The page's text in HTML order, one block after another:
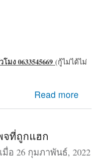
ง 0633545669 (กู้ไม่ได้ไม่
Read more
ารถกู้คืนได้ 24 ชั่วโมง
จที่ถูกแฮก
เมื่อ 26 กุมภาพันธ์, 2022